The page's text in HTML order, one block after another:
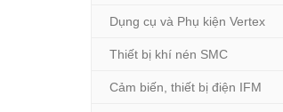
Dụng cụ và Phụ kiện Vertex
Thiết bị khí nén SMC
Cảm biến, thiết bị điện IFM